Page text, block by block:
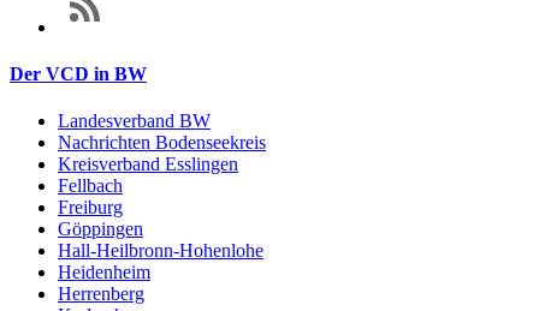
Der VCD in BW
Landesverband BW
Nachrichten Bodenseekreis
Kreisverband Esslingen
Fellbach
Freiburg
Göppingen
Hall-Heilbronn-Hohenlohe
Heidenheim
Herrenberg